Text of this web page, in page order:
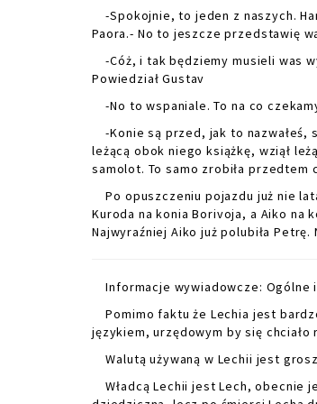
-Spokojnie, to jeden z naszych.
Paora.- No to jeszcze przedstawię
-Cóż, i tak będziemy musieli was
Powiedział Gustav
-No to wspaniale. To na co
-Konie są przed, jak to nazwałeś,
leżącą obok niego książkę, wziął
samolot. To samo zrobiła
Po opuszczeniu pojazdu już nie
Kuroda na konia Borivoja, a Aiko na
Najwyraźniej Aiko już polubiła Petrę.
Informacje wywiadowcze: Ogólne
Pomimo faktu że Lechia jest
językiem, urzędowym by się
Walutą używaną w Lechii jest
Władcą Lechii jest Lech, obecnie